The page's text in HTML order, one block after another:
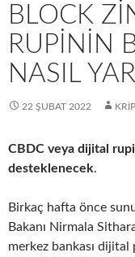
BLOCK
RUPININ
NASIL
22 ŞUBAT 2022
CBDC veya dijital
desteklenecek.
Birkaç hafta önce
Bakanı Nirmala
merkez bankası